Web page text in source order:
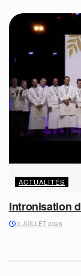
ACTUALITÉS
Intronisation
3 JUILLET 2026